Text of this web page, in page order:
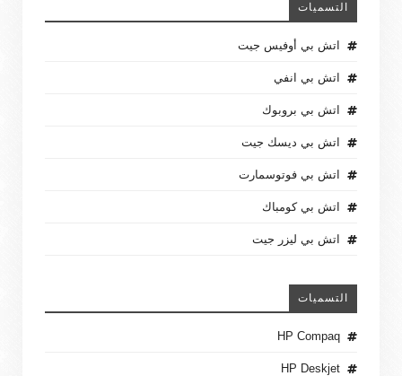
التسميات
اتش بي أوفيس جيت
اتش بي انفي
اتش بي بروبوك
اتش بي ديسك جيت
اتش بي فوتوسمارت
اتش بي كومباك
اتش بي ليزر جيت
التسميات
HP Compaq
HP Deskjet